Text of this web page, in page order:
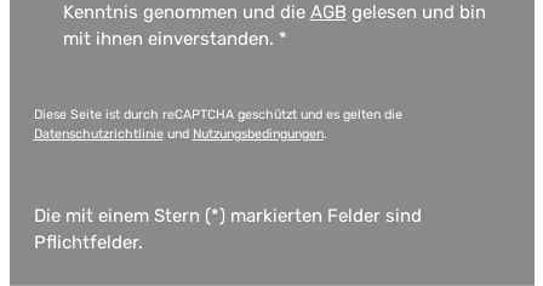
Kenntnis genommen und die AGB gelesen und bin
mit ihnen einverstanden. *
Diese Seite ist durch reCAPTCHA geschützt und es gelten die
Datenschutzrichtlinieund Nutzungsbedingungen.
Die mit einem Stern (*) markierten Felder sind
Pflichtfelder.